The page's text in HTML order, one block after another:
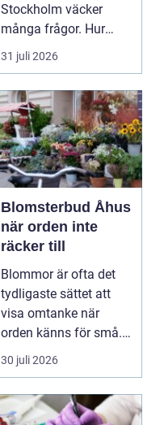
Stockholm väcker
många frågor. Hur
hittar man ett
instrument som bå...
31 juli 2026
Blomsterbud Åhus
när orden inte
räcker till
Blommor är ofta det
tydligaste sättet att
visa omtanke när
orden känns för små.
Ett genomtänkt
bloms...
30 juli 2026